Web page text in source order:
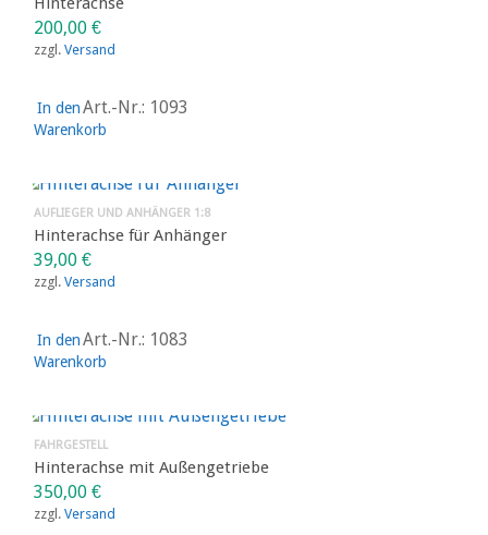
200,00 €
zzgl. Versand
In den
Warenkorb
Art.-Nr.: 1093
AUFLIEGER UND ANHÄNGER 1:8
Hinterachse für Anhänger
39,00 €
zzgl. Versand
In den
Warenkorb
Art.-Nr.: 1083
FAHRGESTELL
Hinterachse mit Außengetriebe
350,00 €
zzgl. Versand